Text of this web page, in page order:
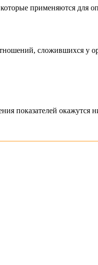
применяются для
сложившихся у
показателей